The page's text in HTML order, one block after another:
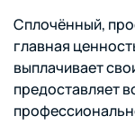
файлов
Сплочённый,
главная
выплачивает
предоставляет